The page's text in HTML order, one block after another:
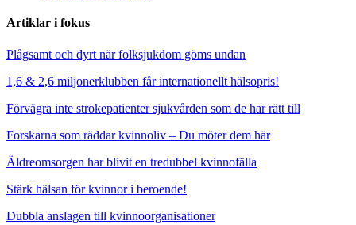
Artiklar i fokus
Plågsamt och dyrt när folksjukdom göms undan
1,6 & 2,6 miljonerklubben får internationellt hälsopris!
Förvägra inte strokepatienter sjukvården som de har rätt till
Forskarna som räddar kvinnoliv – Du möter dem här
Äldreomsorgen har blivit en tredubbel kvinnofälla
Stärk hälsan för kvinnor i beroende!
Dubbla anslagen till kvinnoorganisationer